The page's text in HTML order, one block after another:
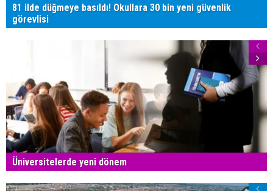
81 ilde düğmeye basıldı! Okullara 30 bin yeni güvenlik
görevlisi
Üniversitelerde yeni dönem